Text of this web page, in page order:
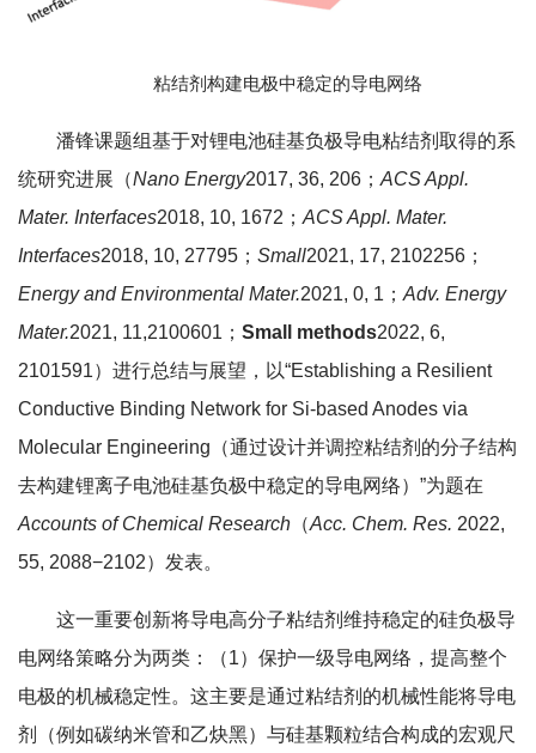
粘结剂构建电极中稳定的导电网络
潘锋课题组基于对锂电池硅基负极导电粘结剂取得的系
统研究进展（Nano Energy2017, 36, 206； ACS Appl.
Mater. Interfaces2018, 10, 1672； ACS Appl. Mater.
Interfaces2018, 10, 27795； Small2021, 17, 2102256；
Energy and Environmental Mater.2021, 0, 1； Adv. Energy
Mater.2021, 11,2100601； Small methods2022, 6,
2101591）进行总结与展望，以“Establishing a Resilient
Conductive Binding Network for Si-based Anodes via
Molecular Engineering（通过设计并调控粘结剂的分子结构
去构建锂离子电池硅基负极中稳定的导电网络）”为题在
Accounts of Chemical Research （Acc. Chem. Res. 2022,
55, 2088−2102）发表。
这一重要创新将导电高分子粘结剂维持稳定的硅负极导
电网络策略分为两类：（1）保护一级导电网络，提高整个
电极的机械稳定性。这主要是通过粘结剂的机械性能将导电
剂（例如碳纳米管和乙炔黑）与硅基颗粒结合构成的宏观尺